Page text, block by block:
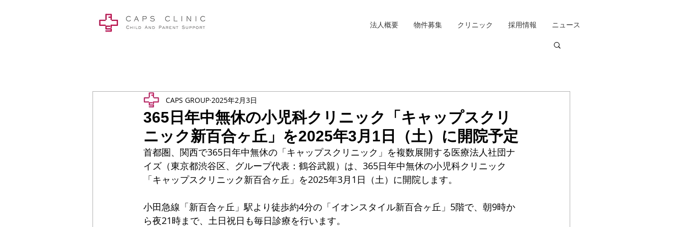
法人概要 物件募集 クリニック 採用情報 ニュース
365日年中無休の小児科クリニック「キャップスクリ
ニック新百合ヶ丘」を2025年3月1日（土）に開院予定
CAPS GROUP 2025年2月3日
首都圏、関西で365日年中無休の「キャップスクリニック」を複数展開する医療法人社団ナ
イズ（東京都渋谷区、グループ代表：鶴谷武親）は、365日年中無休の小児科クリニック
「キャップスクリニック新百合ヶ丘」を2025年3月1日（土）に開院します。
小田急線「新百合ヶ丘」駅より徒歩約4分の「イオンスタイル新百合ヶ丘」5階で、朝9時か
ら夜21時まで、土日祝日も毎日診療を行います。